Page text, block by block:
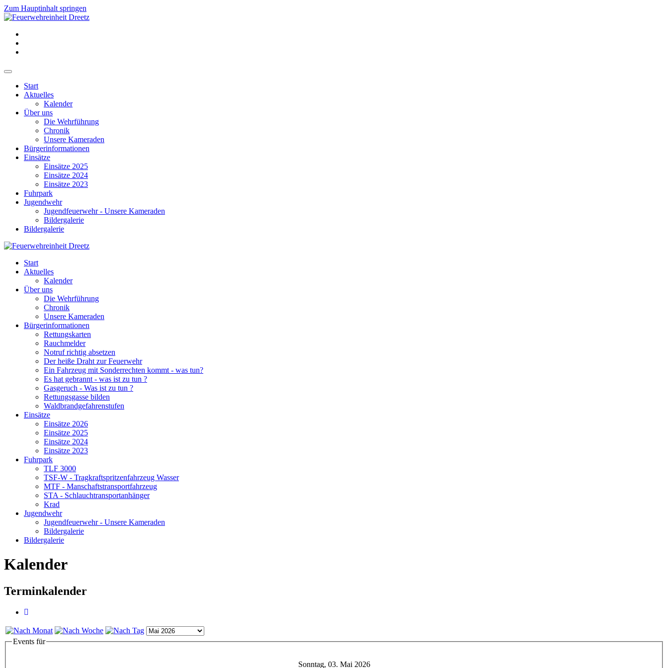
Zum Hauptinhalt springen
Start
Aktuelles
Kalender
Über uns
Die Wehrführung
Chronik
Unsere Kameraden
Bürgerinformationen
Einsätze
Einsätze 2025
Einsätze 2024
Einsätze 2023
Fuhrpark
Jugendwehr
Jugendfeuerwehr - Unsere Kameraden
Bildergalerie
Bildergalerie
Start
Aktuelles
Kalender
Über uns
Die Wehrführung
Chronik
Unsere Kameraden
Bürgerinformationen
Rettungskarten
Rauchmelder
Notruf richtig absetzen
Der heiße Draht zur Feuerwehr
Ein Fahrzeug mit Sonderrechten kommt - was tun?
Es hat gebrannt - was ist zu tun ?
Gasgeruch - Was ist zu tun ?
Rettungsgasse bilden
Waldbrandgefahrenstufen
Einsätze
Einsätze 2026
Einsätze 2025
Einsätze 2024
Einsätze 2023
Fuhrpark
TLF 3000
TSF-W - Tragkraftspritzenfahrzeug Wasser
MTF - Manschaftstransportfahrzeug
STA - Schlauchtransportanhänger
Krad
Jugendwehr
Jugendfeuerwehr - Unsere Kameraden
Bildergalerie
Bildergalerie
Kalender
Terminkalender
Events für
Sonntag, 03. Mai 2026